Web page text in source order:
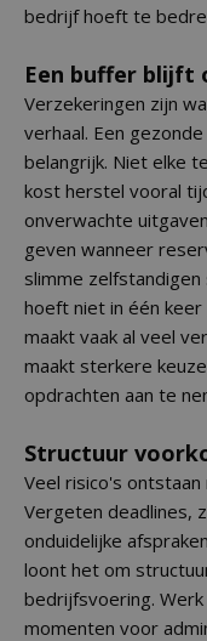
bedrijf hoeft te
Een buffer blijft
Verzekeringen zijn
verhaal. Een
belangrijk. Niet elke
kost herstel vooral
onverwachte
geven wanneer
slimme
hoeft niet in één
maakt vaak al veel
maakt sterkere
opdrachten aan te
Structuur
Veel risico's
Vergeten deadlines,
onduidelijke
loont het om
bedrijfsvoering.
momenten voor